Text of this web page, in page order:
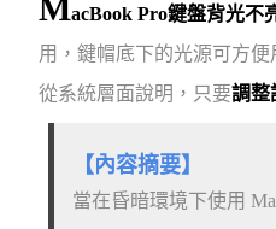
MacBook Pro鍵盤背光不
用，鍵帽底下的光源可方
從系統層面說明，只要調整
【內容摘要】
當在昏暗環境下使用